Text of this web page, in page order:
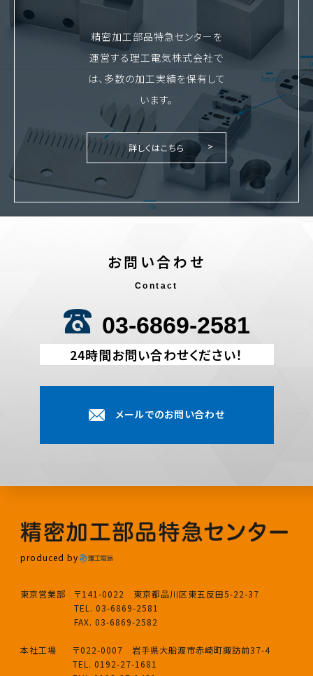
精密加工部品特急センターを
運営する理工電気株式会社で
は、多数の加工実績を保有して
います。
詳しくはこちら
お問い合わせ
Contact
03-6869-2581
24時間お問い合わせください！
メールでのお問い合わせ
produced by
東京営業部
〒141-0022 東京都品川区東五反田5-22-37
TEL. 03-6869-2581
FAX. 03-6869-2582
本社工場
〒022-0007 岩手県大船渡市赤崎町諏訪前37-4
TEL. 0192-27-1681